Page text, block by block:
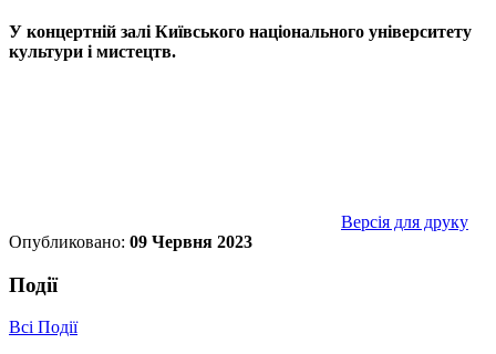
У концертній залі Київського національного університету
культури і мистецтв.
Версія для друку
Опубликовано: 09 Червня 2023
Події
Всі Події